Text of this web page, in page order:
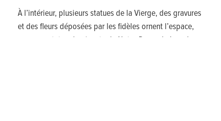
À l’intérieur, plusieurs statues de la Vierge, des gravures
et des fleurs déposées par les fidèles ornent l’espace,
avec une statue dominante de Notre-Dame de Lourdes